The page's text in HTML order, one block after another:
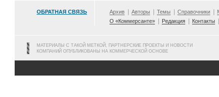
ОБРАТНАЯ СВЯЗЬ Архив Авторы Темы Справочники
О «Коммерсанте»
Редакция Контакты
МАТЕРИАЛЫ С ТАКОЙ МЕТКОЙ, ПАРТНЕРСКИЕ ПРОЕКТЫ И НОВОСТИ
КОМПАНИЙ ОПУБЛИКОВАНЫ НА КОММЕРЧЕСКОЙ ОСНОВЕ